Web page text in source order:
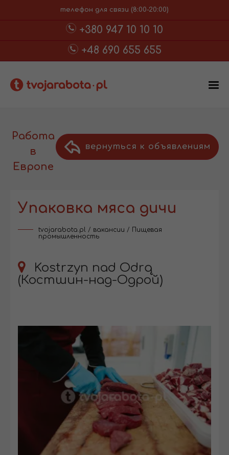
телефон для связи (8:00-20:00)
+380 947 10 10 10
+48 690 655 655
вернуться к объявлениям
Работа
в
Европе
Упаковка мяса дичи
tvojarabota.pl / вакансии /
Пищевая
промышленность
Kostrzyn nad Odrą
(Костшин-над-Одрой)